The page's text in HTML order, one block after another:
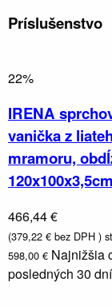
Príslušenstvo
22%
IRENA
vanička z
mramoru,
120x100x3,5cm
466,44 €
(379,22 € bez DPH )
598,00 € Najnižšia
posledných 30